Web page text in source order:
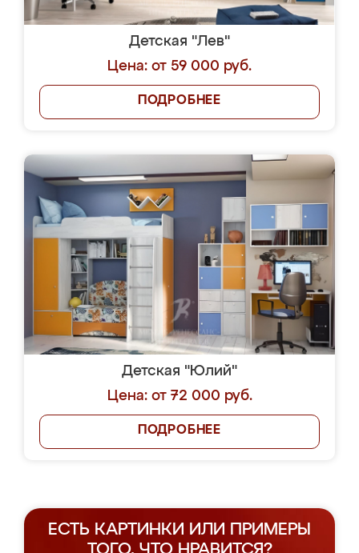
Детская "Лев"
Цена: от 59 000 руб.
ПОДРОБНЕЕ
Детская "Юлий"
Цена: от 72 000 руб.
ПОДРОБНЕЕ
ЕСТЬ КАРТИНКИ ИЛИ ПРИМЕРЫ